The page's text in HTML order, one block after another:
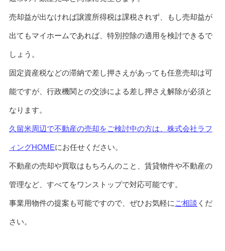
売却益が出なければ譲渡所得税は課税されず、もし売却益が
出てもマイホームであれば、特別控除の適用を検討できるで
しょう。
固定資産税などの滞納で差し押さえがあっても任意売却は可
能ですが、行政機関との交渉による差し押さえ解除が必須と
なります。
久留米周辺で不動産の売却をご検討中の方は、株式会社ラフ
ィングHOMEにお任せください。
不動産の売却や買取はもちろんのこと、賃貸物件や不動産の
管理など、すべてをワンストップで対応可能です。
事業用物件の提案も可能ですので、ぜひお気軽に ご相談 くだ
さい。